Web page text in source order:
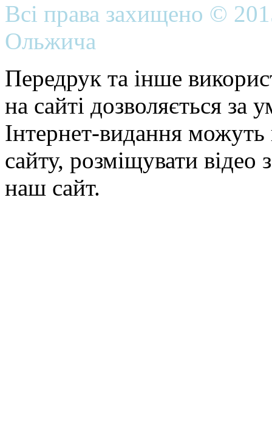
Всі права захищено ©
Ольжича
Передрук та інше
на сайті дозволяється
Інтернет-видання можуть
сайту, розміщувати відео
наш сайт.